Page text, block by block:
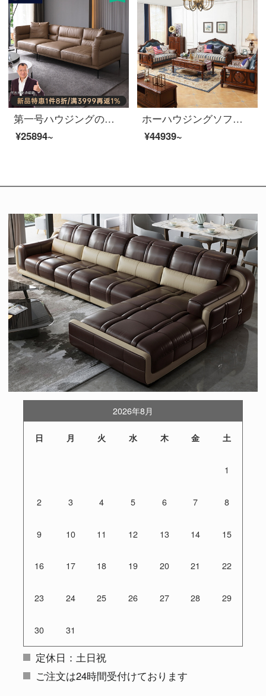
第一号ハウジングの皮のソファーの意味式はきわめて簡単で、小型の家型の3人の位は現代の軽奢な客間の家具B 81〓〓3人の位（長い2.15メートル）＋足の畳の灰色の茶色を組み合わせます。
¥25894~
ホーハウジングソファの皮の布のソファー、アメリカの木のソファーの大きさと部屋型の皮のソファー123セットの布芸ソファーのシンプルなリビングルームの逸品家具M 6981〓【ホワイトワックスの木】の二人の席は浅い胡桃色です。
¥44939~
2026年8月
日 月 火 水 木 金 土
1
2 3 4 5 6 7 8
9 10 11 12 13 14 15
16 17 18 19 20 21 22
23 24 25 26 27 28 29
30 31
定休日：土日祝
ご注文は24時間受付けております